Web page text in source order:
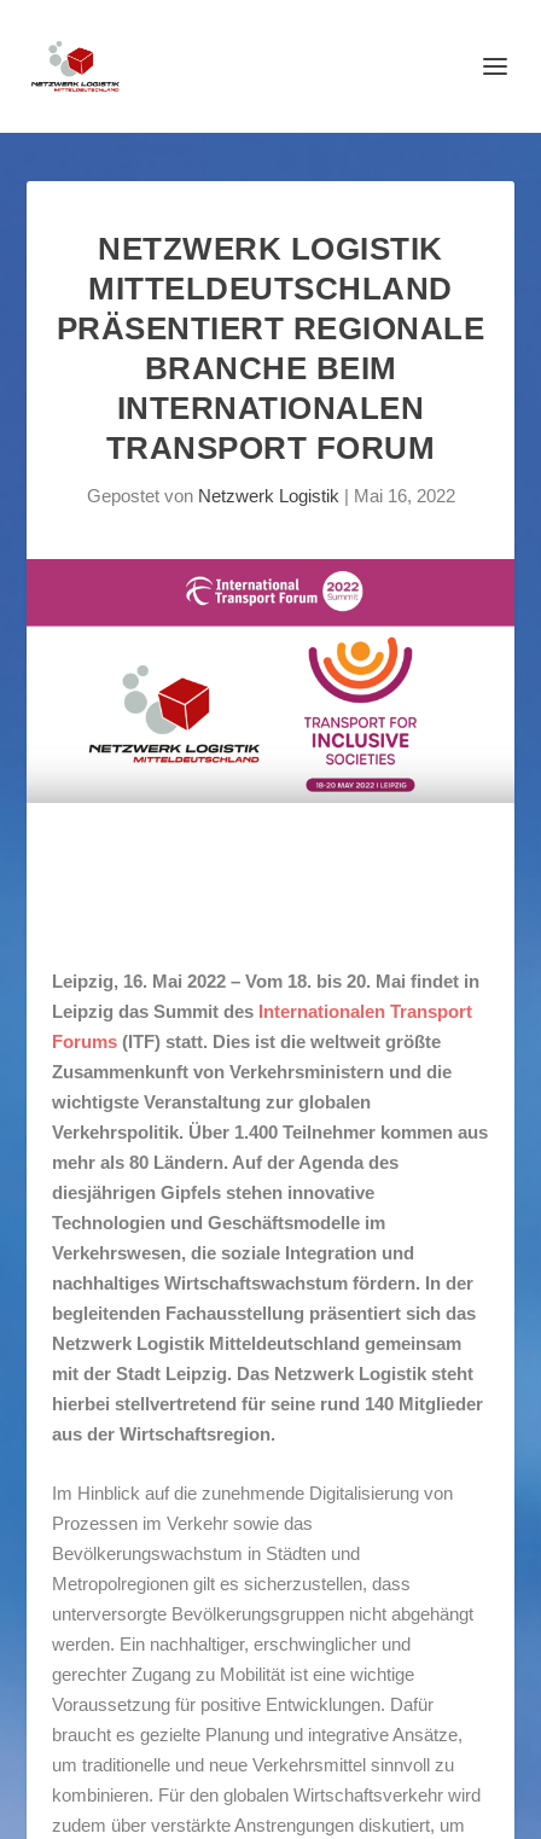
NETZWERK LOGISTIK
MITTELDEUTSCHLAND
PRÄSENTIERT REGIONALE
BRANCHE BEIM
INTERNATIONALEN
TRANSPORT FORUM
Gepostet von Netzwerk Logistik | Mai 16, 2022
Leipzig, 16. Mai 2022 – Vom 18. bis 20. Mai findet in
Leipzig das Summit des Internationalen Transport
Forums(ITF) statt. Dies ist die weltweit größte
Zusammenkunft von Verkehrsministern und die
wichtigste Veranstaltung zur globalen
Verkehrspolitik. Über 1.400 Teilnehmer kommen aus
mehr als 80 Ländern. Auf der Agenda des
diesjährigen Gipfels stehen innovative
Technologien und Geschäftsmodelle im
Verkehrswesen, die soziale Integration und
nachhaltiges Wirtschaftswachstum fördern. In der
begleitenden Fachausstellung präsentiert sich das
Netzwerk Logistik Mitteldeutschland gemeinsam
mit der Stadt Leipzig. Das Netzwerk Logistik steht
hierbei stellvertretend für seine rund 140 Mitglieder
aus der Wirtschaftsregion.
Im Hinblick auf die zunehmende Digitalisierung von
Prozessen im Verkehr sowie das
Bevölkerungswachstum in Städten und
Metropolregionen gilt es sicherzustellen, dass
unterversorgte Bevölkerungsgruppen nicht abgehängt
werden. Ein nachhaltiger, erschwinglicher und
gerechter Zugang zu Mobilität ist eine wichtige
Voraussetzung für positive Entwicklungen. Dafür
braucht es gezielte Planung und integrative Ansätze,
um traditionelle und neue Verkehrsmittel sinnvoll zu
kombinieren. Für den globalen Wirtschaftsverkehr wird
zudem über verstärkte Anstrengungen diskutiert, um